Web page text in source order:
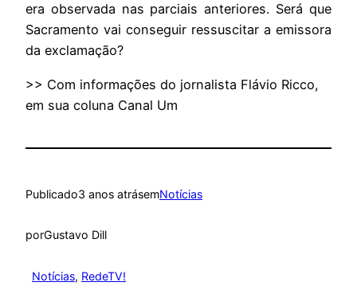
era observada nas parciais anteriores. Será que
Sacramento vai conseguir ressuscitar a emissora
da exclamação?
>> Com informações do jornalista Flávio Ricco,
em sua coluna Canal Um
Publicado3 anos atrásemNotícias
porGustavo Dill
Notícias, RedeTV!